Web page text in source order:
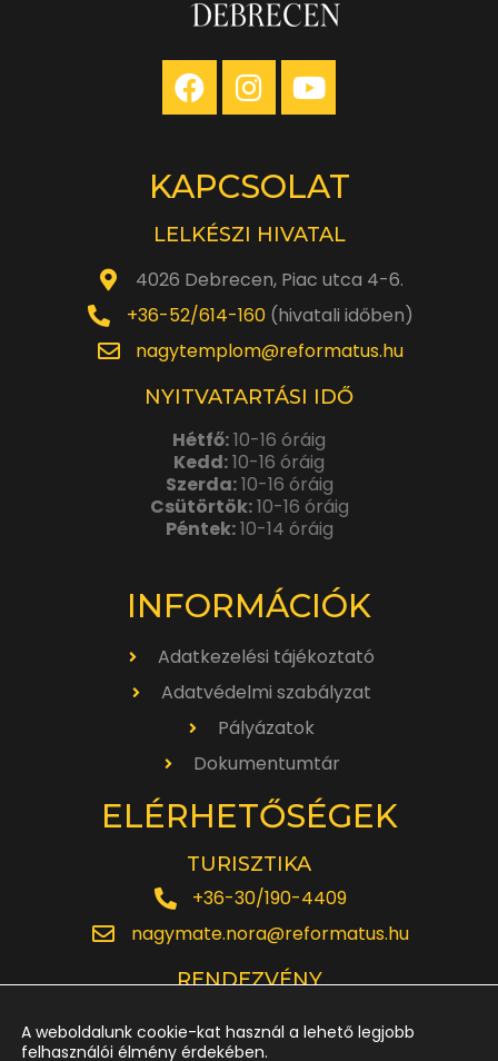
KAPCSOLAT
LELKÉSZI HIVATAL
4026 Debrecen, Piac utca 4-6.
+36-52/614-160(hivatali időben)
nagytemplom@reformatus.hu
NYITVATARTÁSI IDŐ
Hétfő:10-16 óráig
Kedd:10-16 óráig
Szerda:10-16 óráig
Csütörtök:10-16 óráig
Péntek:10-14 óráig
INFORMÁCIÓK
Adatkezelési tájékoztató
Adatvédelmi szabályzat
Pályázatok
Dokumentumtár
ELÉRHETŐSÉGEK
TURISZTIKA
+36-30/190-4409
nagymate.nora@reformatus.hu
RENDEZVÉNY
rendezveny.nagytemplom@reformatus.hu
A weboldalunk cookie-kat használ a lehető legjobb
felhasználói élmény érdekében.